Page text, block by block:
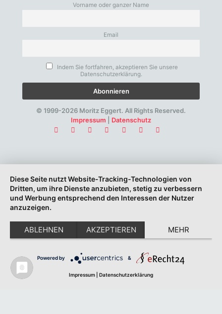
Vorname oder ganzer Name
Email
Indem Sie fortfahren, akzeptieren Sie unsere
Datenschutzerklärung.
© 1999-2026 Moritz Eggert. All Rights Reserved.
Impressum
Datenschutz
Diese Seite nutzt Website-Tracking-Technologien von
Dritten, um ihre Dienste anzubieten, stetig zu verbessern
und Werbung entsprechend den Interessen der Nutzer
anzuzeigen.
ABLEHNEN AKZEPTIEREN MEHR
Powered by &
Impressum Datenschutzerklärung